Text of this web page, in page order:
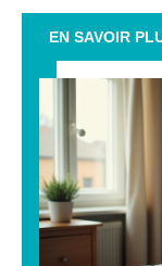
EN SAVOIR